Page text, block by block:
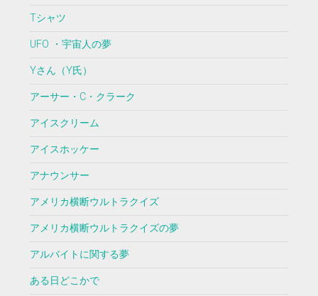
Tシャツ
UFO ・宇宙人の夢
Yさん（Y氏）
アーサー・C・クラーク
アイスクリーム
アイスホッケー
アナウンサー
アメリカ横断ウルトラクイズ
アメリカ横断ウルトラクイズの夢
アルバイトに関する夢
ある日どこかで